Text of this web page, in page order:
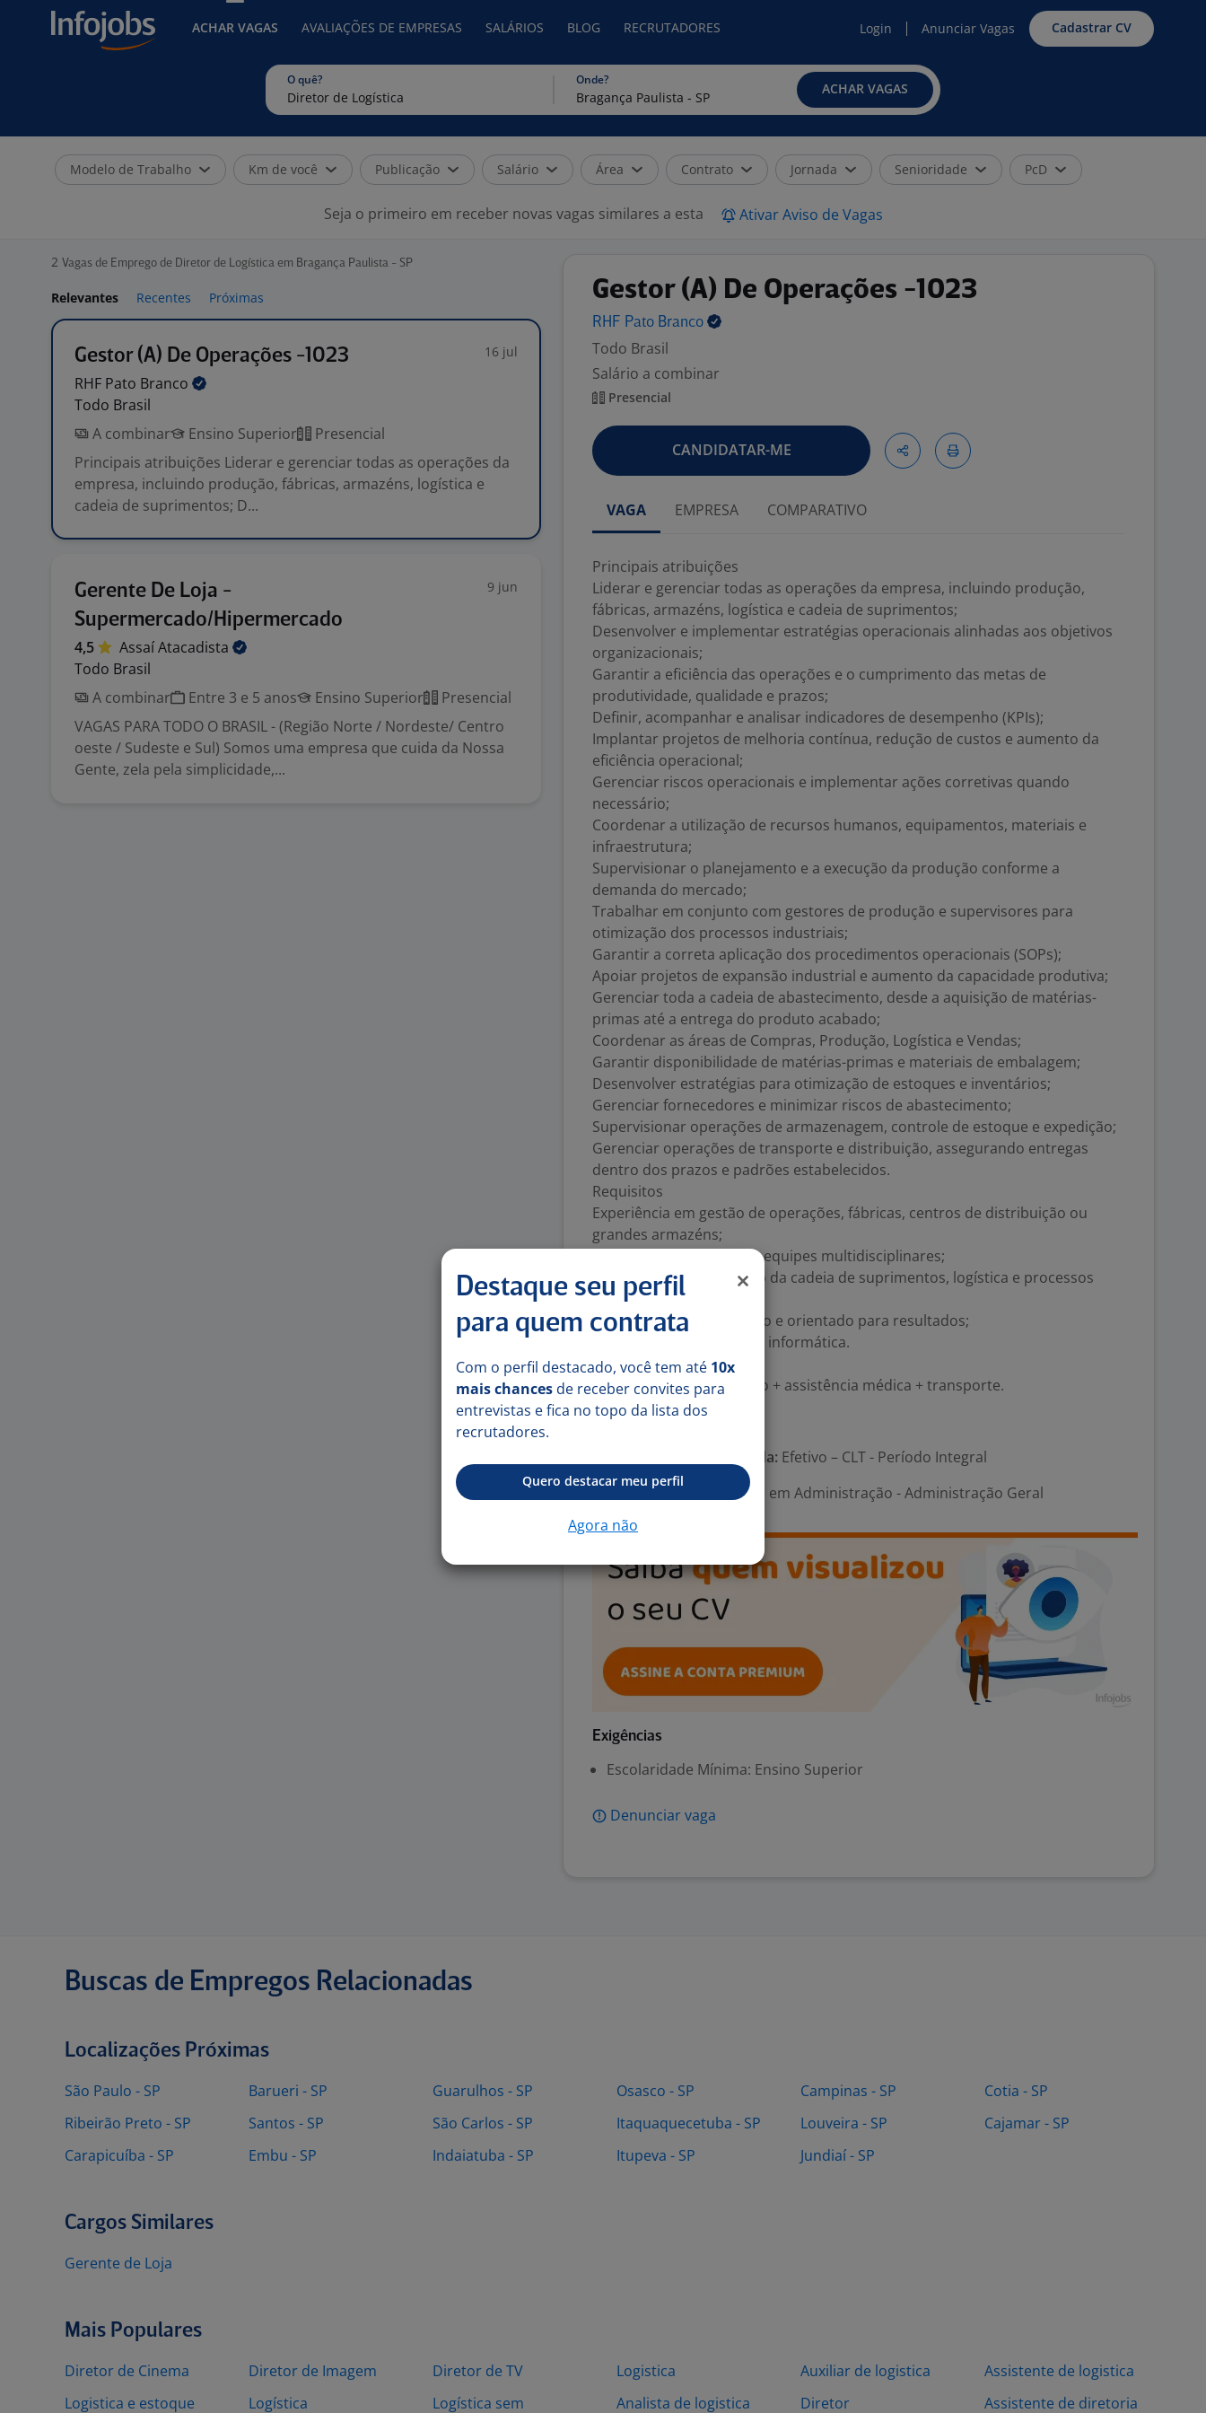
ACHAR VAGAS AVALIAÇÕES DE EMPRESAS SALÁRIOS BLOG RECRUTADORES Login Anunciar Vagas Cadastrar CV
O quê? Onde?
ACHAR VAGAS
Modelo de Trabalho Km de você Publicação Salário Área Contrato Jornada Senioridade PcD
Seja o primeiro em receber novas vagas similares a esta Ativar Aviso de Vagas
2 Vagas de Emprego de Diretor de Logística em Bragança Paulista - SP
Relevantes Recentes Próximas
Gestor (A) De Operações -1023 16 jul
RHF Pato Branco
Todo Brasil
A combinar
Ensino Superior
Presencial
Principais atribuições Liderar e gerenciar todas as operações da
empresa, incluindo produção, fábricas, armazéns, logística e
cadeia de suprimentos; D...
Gerente De Loja -
Supermercado/Hipermercado
9 jun
4,5 AssaíAtacadista
Todo Brasil
A combinar
Entre 3 e 5 anos Ensino Superior
Presencial
VAGAS PARA TODO O BRASIL - (Região Norte / Nordeste/ Centro
oeste / Sudeste e Sul) Somos uma empresa que cuida da Nossa
Gente, zela pela simplicidade,...
Gestor (A) De Operações -1023
RHF Pato Branco
Todo Brasil
Salário a combinar
Presencial
CANDIDATAR-ME
VAGA EMPRESA COMPARATIVO
Principais atribuições
Liderar e gerenciar todas as operações da empresa, incluindo produção,
fábricas, armazéns, logística e cadeia de suprimentos;
Desenvolver e implementar estratégias operacionais alinhadas aos objetivos
organizacionais;
Garantir a eficiência das operações e o cumprimento das metas de
produtividade, qualidade e prazos;
Definir, acompanhar e analisar indicadores de desempenho (KPIs);
Implantar projetos de melhoria contínua, redução de custos e aumento da
eficiência operacional;
Gerenciar riscos operacionais e implementar ações corretivas quando
necessário;
Coordenar a utilização de recursos humanos, equipamentos, materiais e
infraestrutura;
Supervisionar o planejamento e a execução da produção conforme a
demanda do mercado;
Trabalhar em conjunto com gestores de produção e supervisores para
otimização dos processos industriais;
Garantir a correta aplicação dos procedimentos operacionais (SOPs);
Apoiar projetos de expansão industrial e aumento da capacidade produtiva;
Gerenciar toda a cadeia de abastecimento, desde a aquisição de matérias-
primas até a entrega do produto acabado;
Coordenar as áreas de Compras, Produção, Logística e Vendas;
Garantir disponibilidade de matérias-primas e materiais de embalagem;
Desenvolver estratégias para otimização de estoques e inventários;
Gerenciar fornecedores e minimizar riscos de abastecimento;
Supervisionar operações de armazenagem, controle de estoque e expedição;
Gerenciar operações de transporte e distribuição, assegurando entregas
dentro dos prazos e padrões estabelecidos.
Requisitos
Experiência em gestão de operações, fábricas, centros de distribuição ou
grandes armazéns;
Vivência em liderança de equipes multidisciplinares;
Conhecimento em gestão da cadeia de suprimentos, logística e processos
industriais;
Perfil estratégico, analítico e orientado para resultados;
Conhecimento básico em informática.
Benefícios:
Alojamento + alimentação + assistência médica + transporte.
Número de vagas:
Tipo de contrato e Jornada: Efetivo – CLT - Período Integral
Área Profissional:
Diretor em Administração - Administração Geral
Exigências
Escolaridade Mínima: Ensino Superior
Denunciar vaga
Buscas de Empregos Relacionadas
Localizações Próximas
São Paulo - SP
Ribeirão Preto - SP
Carapicuíba - SP
Barueri - SP
Santos - SP
Embu - SP
Guarulhos - SP
São Carlos - SP
Indaiatuba - SP
Osasco - SP
Itaquaquecetuba - SP
Itupeva - SP
Campinas - SP
Louveira - SP
Jundiaí - SP
Cotia - SP
Cajamar - SP
Cargos Similares
Gerente de Loja
Mais Populares
Diretor de Cinema
Logistica e estoque
Diretor de Imagem
Logística
Diretor de TV
Logística sem
Logistica
Analista de logistica
Auxiliar de logistica
Diretor
Assistente de logistica
Assistente de diretoria
Destaque seu perfil
para quem contrata
Com o perfil destacado, você tem até 10x
mais chances de receber convites para
entrevistas e fica no topo da lista dos
recrutadores.
Quero destacar meu perfil
Agora não